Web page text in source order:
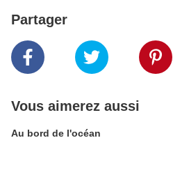
Partager
Vous aimerez aussi
Au bord de l'océan